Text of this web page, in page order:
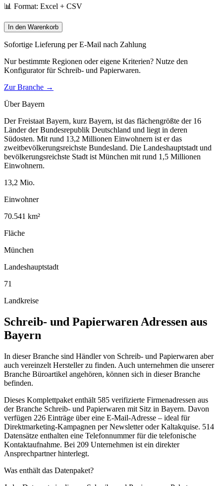
📊 Format: Excel + CSV
In den Warenkorb
Sofortige Lieferung per E-Mail nach Zahlung
Nur bestimmte Regionen oder eigene Kriterien? Nutze den
Konfigurator für Schreib- und Papierwaren.
Zur Branche →
ÜberBayern
Der Freistaat Bayern, kurz Bayern, ist das flächengrößte der 16
Länder der Bundesrepublik Deutschland und liegt in deren
Südosten. Mit rund 13,2 Millionen Einwohnern ist er das
zweitbevölkerungsreichste Bundesland. Die Landeshauptstadt und
bevölkerungsreichste Stadt ist München mit rund 1,5 Millionen
Einwohnern.
13,2 Mio.
Einwohner
70.541 km²
Fläche
München
Landeshauptstadt
71
Landkreise
Schreib- und Papierwaren Adressen aus
Bayern
In dieser Branche sind Händler von Schreib- und Papierwaren aber
auch vereinzelt Hersteller zu finden. Auch unternehmen die unserer
Branche Büroartikel angehören, können sich in dieser Branche
befinden.
Dieses Komplettpaket enthält 585 verifizierte Firmenadressen aus
der Branche Schreib- und Papierwaren mit Sitz in Bayern. Davon
verfügen 226 Einträge über eine E-Mail-Adresse – ideal für
Direktmarketing-Kampagnen per Newsletter oder Kaltakquise. 514
Datensätze enthalten eine Telefonnummer für die telefonische
Kontaktaufnahme. Bei 209 Unternehmen ist ein direkter
Ansprechpartner hinterlegt.
Was enthält das Datenpaket?